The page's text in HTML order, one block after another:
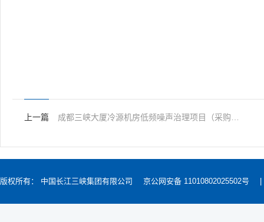
上一篇
版权所有： 中国长江三峡集团有限公司 京公网安备 11010802025502号